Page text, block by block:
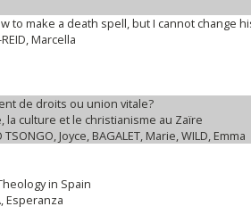
to make a death spell, but I cannot change
Marcella
de droits ou union vitale?
la culture et le christianisme au Zaïre
TSONGO, Joyce, BAGALET, Marie, WILD, Emma
in Spain
Esperanza